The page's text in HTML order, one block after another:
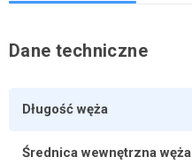
Dane techniczne
Długość węża
Średnica wewnętrzna węża